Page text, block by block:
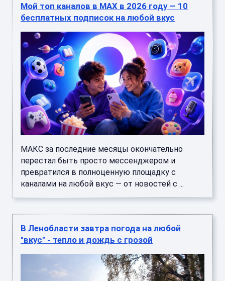
Мой топ каналов в MAX в 2026 году — 10
бесплатных подписок на любой вкус
МАКС за последние месяцы окончательно
перестал быть просто мессенджером и
превратился в полноценную площадку с
каналами на любой вкус — от новостей с ...
В Ленобласти завтра погода на любой
"вкус" - тепло и дождь с грозой